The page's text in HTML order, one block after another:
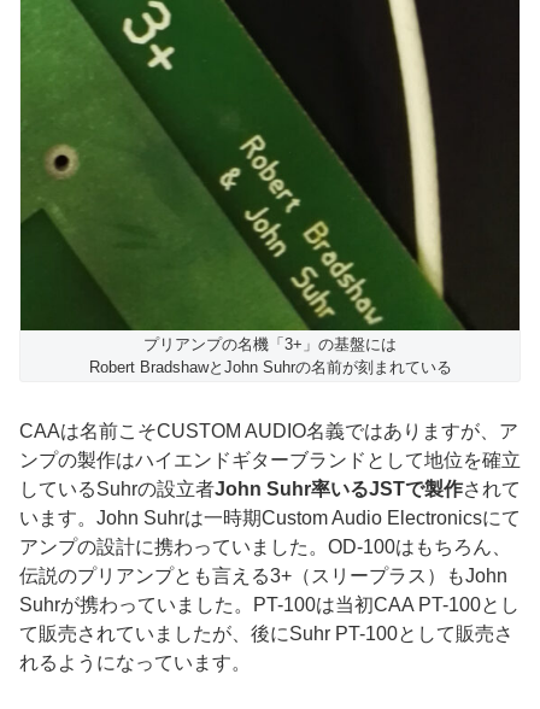
プリアンプの名機「3+」の基盤には
Robert BradshawとJohn Suhrの名前が刻まれている
CAAは名前こそCUSTOM AUDIO名義ではありますが、ア
ンプの製作はハイエンドギターブランドとして地位を確立
しているSuhrの設立者John Suhr率いるJSTで製作されて
います。John Suhrは一時期Custom Audio Electronicsにて
アンプの設計に携わっていました。OD-100はもちろん、
伝説のプリアンプとも言える3+（スリープラス）もJohn
Suhrが携わっていました。PT-100は当初CAA PT-100とし
て販売されていましたが、後にSuhr PT-100として販売さ
れるようになっています。